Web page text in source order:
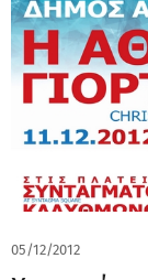
05/12/2012